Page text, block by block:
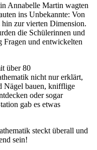
Annabelle Martin wagten
ins Unbekannte: Von
zur vierten Dimension.
die Schülerinnen und
Fragen und entwickelten
über 80
nicht nur erklärt,
Nägel bauen, knifflige
oder sogar
gab es etwas
steckt überall und
sein!